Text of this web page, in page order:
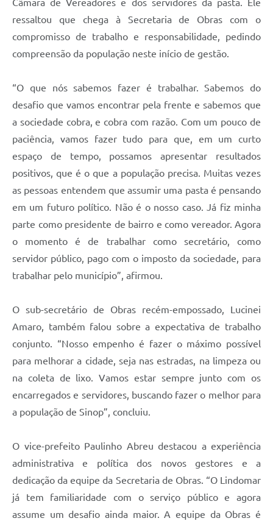
Câmara de Vereadores e dos servidores da pasta. Ele
ressaltou que chega à Secretaria de Obras com o
compromisso de trabalho e responsabilidade, pedindo
compreensão da população neste início de gestão.
“O que nós sabemos fazer é trabalhar. Sabemos do
desafio que vamos encontrar pela frente e sabemos que
a sociedade cobra, e cobra com razão. Com um pouco de
paciência, vamos fazer tudo para que, em um curto
espaço de tempo, possamos apresentar resultados
positivos, que é o que a população precisa. Muitas vezes
as pessoas entendem que assumir uma pasta é pensando
em um futuro político. Não é o nosso caso. Já fiz minha
parte como presidente de bairro e como vereador. Agora
o momento é de trabalhar como secretário, como
servidor público, pago com o imposto da sociedade, para
trabalhar pelo município”, afirmou.
O sub-secretário de Obras recém-empossado, Lucinei
Amaro, também falou sobre a expectativa de trabalho
conjunto. “Nosso empenho é fazer o máximo possível
para melhorar a cidade, seja nas estradas, na limpeza ou
na coleta de lixo. Vamos estar sempre junto com os
encarregados e servidores, buscando fazer o melhor para
a população de Sinop”, concluiu.
O vice-prefeito Paulinho Abreu destacou a experiência
administrativa e política dos novos gestores e a
dedicação da equipe da Secretaria de Obras. “O Lindomar
já tem familiaridade com o serviço público e agora
assume um desafio ainda maior. A equipe da Obras é